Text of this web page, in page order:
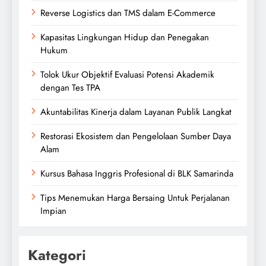
Reverse Logistics dan TMS dalam E-Commerce
Kapasitas Lingkungan Hidup dan Penegakan
Hukum
Tolok Ukur Objektif Evaluasi Potensi Akademik
dengan Tes TPA
Akuntabilitas Kinerja dalam Layanan Publik Langkat
Restorasi Ekosistem dan Pengelolaan Sumber Daya
Alam
Kursus Bahasa Inggris Profesional di BLK Samarinda
Tips Menemukan Harga Bersaing Untuk Perjalanan
Impian
Kategori